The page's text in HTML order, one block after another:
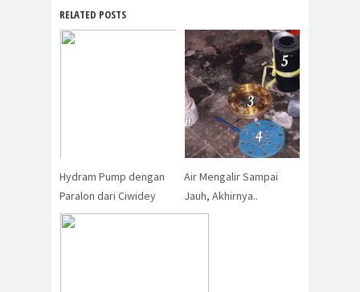
RELATED POSTS
Hydram Pump dengan
Paralon dari Ciwidey
Air Mengalir Sampai
Jauh, Akhirnya..